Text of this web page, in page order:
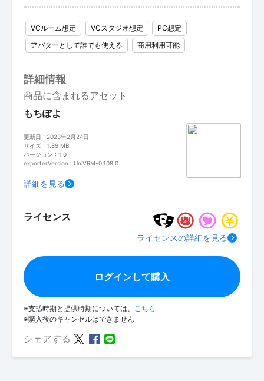
VCルーム想定 VCスタジオ想定
PC想定
アバターとして誰でも使える
商用利用可能
詳細情報
商品に含まれるアセット
もちぽよ
更新日 : 2023年2月24日
サイズ : 1.89 MB
バージョン : 1.0
exporterVersion : UniVRM-0.108.0
詳細を見る
ライセンス
ライセンスの詳細を見る
ログインして購入
※支払時期と提供時期については、
こちら
※購入後のキャンセルはできません
シェアする